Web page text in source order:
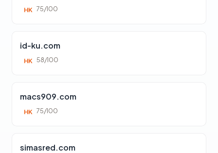
HK 75/100
id-ku.com
HK 58/100
macs909.com
HK 75/100
simasred.com